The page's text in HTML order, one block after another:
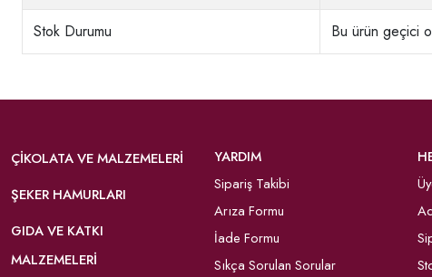
Stok Durumu Bu ürün geçici
ÇIKOLATA VE MALZEMELERI
ŞEKER HAMURLARI
GIDA VE KATKI
MALZEMELERI
YARDIM
Sipariş Takibi
Arıza Formu
İade Formu
Sıkça Sorulan Sorular